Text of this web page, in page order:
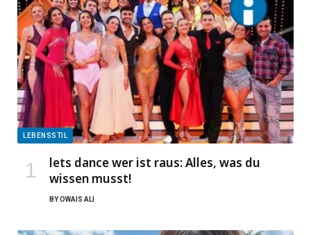
LEBENSSTIL
lets dance wer ist raus: Alles, was du
wissen musst!
BYOWAIS ALI